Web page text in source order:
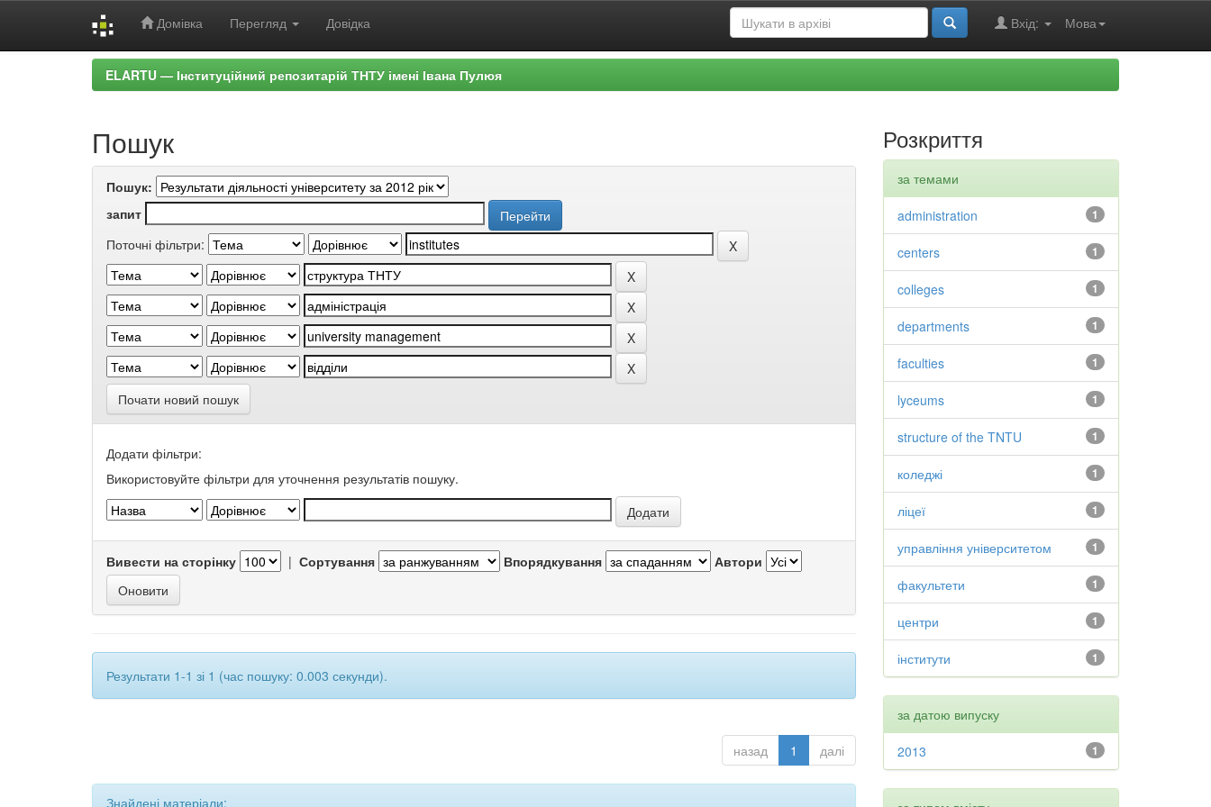
Домівка Перегляд Довідка Мова
Вхід:
ELARTU — Інституційний репозитарій ТНТУ імені Івана Пулюя
Пошук
Пошук:
запит
Поточні фільтри:
Почати новий пошук
Додати фільтри:
Використовуйте фільтри для уточнення результатів пошуку.
Вивести на сторінку | Сортування Впорядкування Автори
Результати 1-1 зі 1 (час пошуку: 0.003 секунди).
назад 1 далі
Знайдені матеріали:
Розкриття
за темами
1
administration
1
centers
1
colleges
1
departments
1
faculties
1
lyceums
1
structure of the TNTU
1
коледжі
1
ліцеї
1
управління університетом
1
факультети
1
центри
1
інститути
за датою випуску
1
2013